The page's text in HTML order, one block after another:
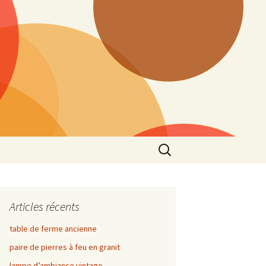
Rechercher :
Articles récents
table de ferme ancienne
paire de pierres à feu en granit